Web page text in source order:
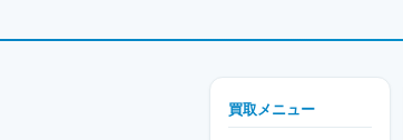
買取メニュー